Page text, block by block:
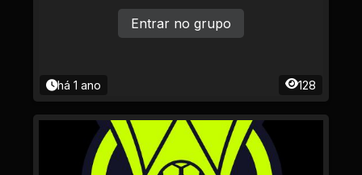
há 1 ano 128
Entrar no grupo